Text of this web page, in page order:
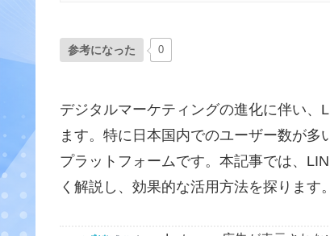
参考になった 0
デジタルマーケティングの進化に伴い
ます。特に日本国内でのユーザー数が
プラットフォームです。本記事では、
く解説し、効果的な活用方法を探ります。